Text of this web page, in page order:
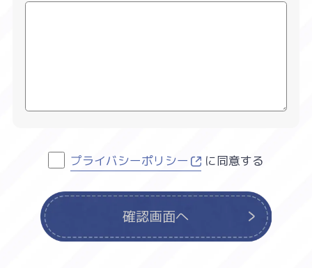
プライバシーポリシー に同意する
確認画面へ